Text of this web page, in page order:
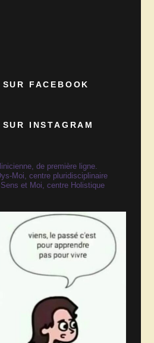
FACEBOOK
INSTAGRAM
de première ligne.
Moi, centre pluridisciplinaire
et Moi, centre Holistique